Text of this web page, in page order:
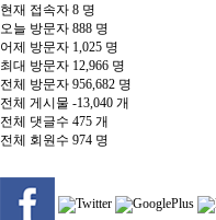
현재 접속자 8 명
오늘 방문자 888 명
어제 방문자 1,025 명
최대 방문자 12,966 명
전체 방문자 956,682 명
전체 게시물 -13,040 개
전체 댓글수 475 개
전체 회원수 974 명